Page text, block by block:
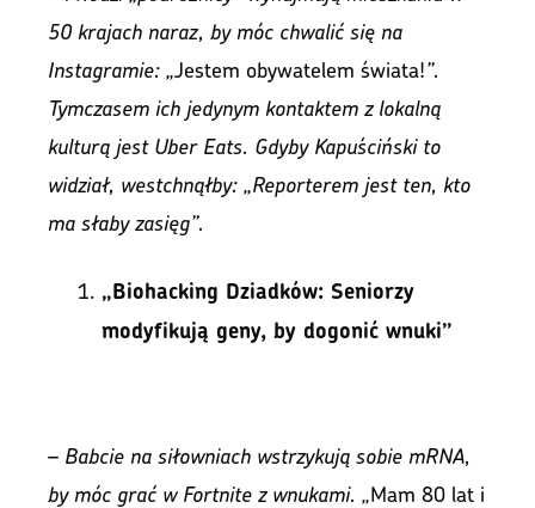
50 krajach naraz, by móc chwalić się na
Instagramie: „Jestem obywatelem świata!”.
Tymczasem ich jedynym kontaktem z lokalną
kulturą jest Uber Eats. Gdyby Kapuściński to
widział, westchnąłby: „Reporterem jest ten, kto
ma słaby zasięg”.
„Biohacking Dziadków: Seniorzy
modyfikują geny, by dogonić wnuki”
– Babcie na siłowniach wstrzykują sobie mRNA,
by móc grać w Fortnite z wnukami. „Mam 80 lat i